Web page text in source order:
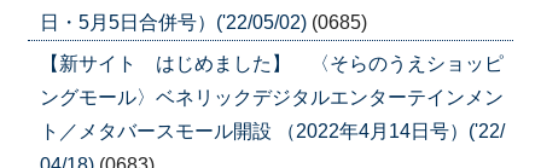
日・5月5日合併号）('22/05/02) (0685)
【新サイト はじめました】 〈そらのうえショッピ
ングモール〉ベネリックデジタルエンターテインメン
ト／メタバースモール開設 （2022年4月14日号）('22/